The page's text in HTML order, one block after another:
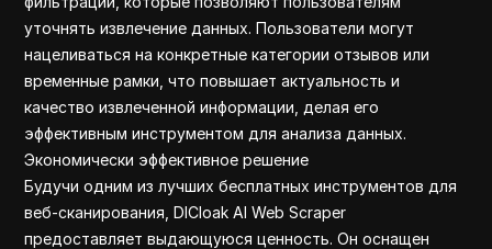
уточнять извлечение данных. Пользователи могут
нацеливаться на конкретные категории отзывов или
временные рамки, что повышает актуальность и
качество извлеченной информации, делая его
эффективным инструментом для анализа данных.
Экономически эффективное решение
Будучи одним из лучших бесплатных инструментов для
веб-сканирования, DICloak AI Web Scraper
предоставляет выдающуюся ценность. Он оснащен